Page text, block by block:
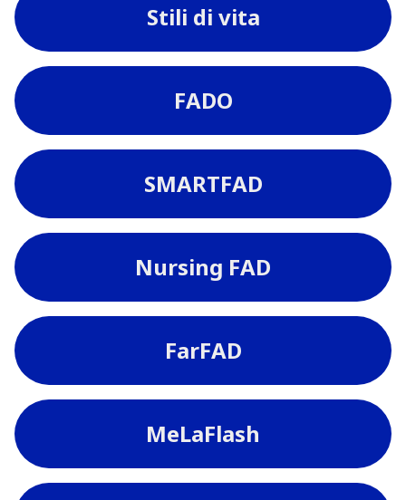
Stili di vita
FADO
SMARTFAD
Nursing FAD
FarFAD
MeLaFlash